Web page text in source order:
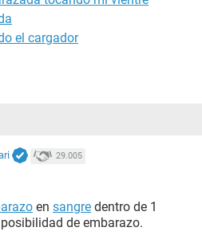
el cargador
29.005
en sangre dentro de 1
de embarazo.